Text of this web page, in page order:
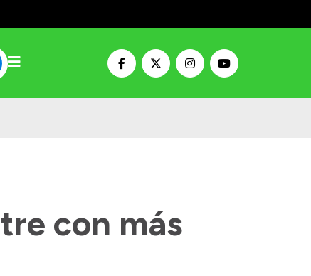
con más